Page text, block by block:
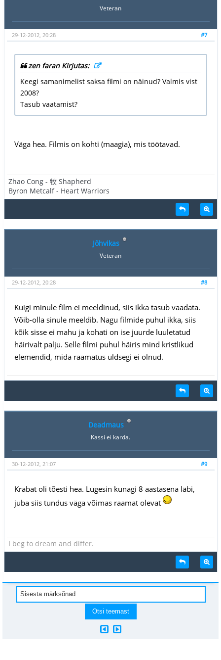
Veteran
#7
29-12-2012, 20:28
zen faran Kirjutas:
Keegi samanimelist saksa filmi on näinud? Valmis vist
2008?
Tasub vaatamist?
Väga hea. Filmis on kohti (maagia), mis töötavad.
Zhao Cong - 牧 Shapherd
Byron Metcalf - Heart Warriors
Jõhvikas
Veteran
#8
29-12-2012, 20:28
Kuigi minule film ei meeldinud, siis ikka tasub vaadata.
Võib-olla sinule meeldib. Nagu filmide puhul ikka, siis
kõik sisse ei mahu ja kohati on ise juurde luuletatud
häirivalt palju. Selle filmi puhul häiris mind kristlikud
elemendid, mida raamatus üldsegi ei olnud.
Deadmaus
Kassi ei karda.
#9
30-12-2012, 21:07
Krabat oli tõesti hea. Lugesin kunagi 8 aastasena läbi,
juba siis tundus väga võimas raamat olevat
I beg to dream and differ.